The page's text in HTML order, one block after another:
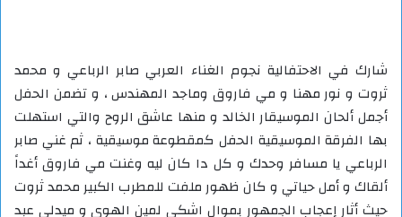
شارك في الاحتفالية نجوم الغناء العربي صابر الرباعي و محمد
ثروت و نور مهنا و مي فاروق وماجد المهندس ، و تضمن الحفل
أجمل ألحان الموسيقار الخالد و منها عاشق الروح والتي استهلت
بها الفرقة الموسيقية الحفل كمقطوعة موسيقية ، ثم غني صابر
الرباعي يا مسافر وحدك و كل دا كان ليه وغنت مي فاروق أغداً
ألقاك و أمل حياتي و كان ظهور ملفت للمطرب الكبير محمد ثروت
حيث أثار إعجاب الجمهور بموال اشكي لمين الهوي و ميدلي عبد